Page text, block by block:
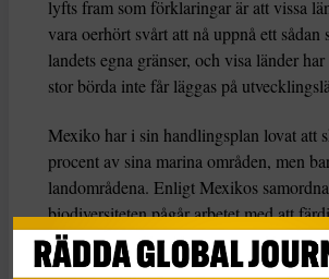
lyfts fram som förklaringar är att vissa
vara oerhört svårt att nå uppnå ett sådan
landets egna gränser, och visa länder
stor börda inte får läggas på
Mexiko har i sin handlingsplan lovat att
procent av sina marina områden, men
landområdena. Enligt Mexikos
biodiversiteten pågår arbetet med att
mål fortfarande. Finland, har i sin
skickades in redan 2024 inte uppgett